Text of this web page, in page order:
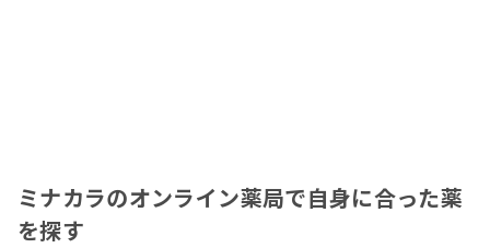
ミナカラのオンライン薬局で自身に合った薬
を探す